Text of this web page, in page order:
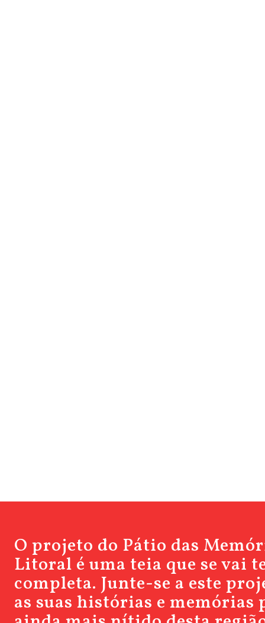
O projeto do Pátio das
Litoral é uma teia que se vai
completa. Junte-se a este
as suas histórias e